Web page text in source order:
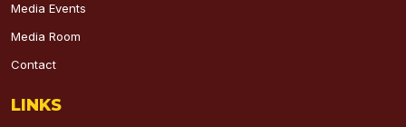
Media Events
Media Room
Contact
LINKS